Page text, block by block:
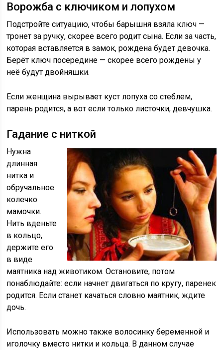
Ворожба с ключиком и лопухом
Подстройте ситуацию, чтобы барышня взяла ключ —
тронет за ручку, скорее всего родит сына. Если за часть,
которая вставляется в замок, рождена будет девочка.
Берёт ключ посередине — скорее всего рождены у
неё будут двойняшки.
Если женщина вырывает куст лопуха со стеблем,
парень родится, а вот если только листочки, девчушка.
Гадание с ниткой
Нужна
длинная
нитка и
обручальное
колечко
мамочки.
Нить вденьте
в кольцо,
держите его
в виде
маятника над животиком. Остановите, потом
понаблюдайте: если начнет двигаться по кругу, паренек
родится. Если станет качаться словно маятник, ждите
дочь.
Использовать можно также волосинку беременной и
иголочку вместо нитки и кольца. В данном случае